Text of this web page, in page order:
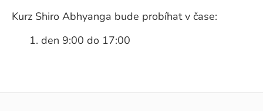
Kurz Shiro Abhyanga bude probíhat v čase:
1. den 9:00 do 17:00